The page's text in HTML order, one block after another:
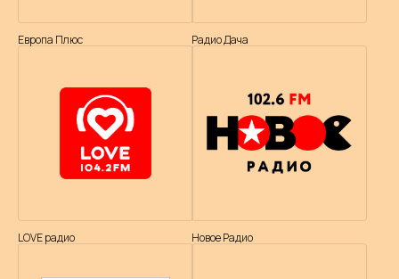
Европа Плюс Радио Дача
LOVE радио Новое Радио